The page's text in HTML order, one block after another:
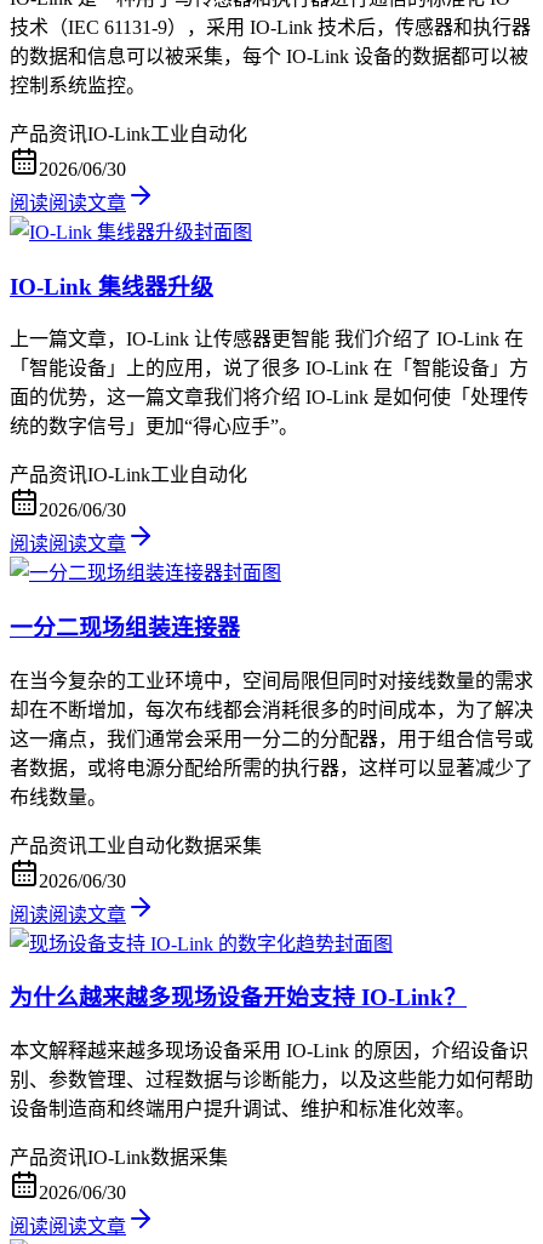
技术（IEC 61131-9），采用 IO-Link 技术后，传感器和执行器
的数据和信息可以被采集，每个 IO-Link 设备的数据都可以被
控制系统监控。
产品资讯IO-Link工业自动化
2026/06/30
阅读阅读文章
IO-Link 集线器升级
上一篇文章，IO-Link 让传感器更智能 我们介绍了 IO-Link 在
「智能设备」上的应用，说了很多 IO-Link 在「智能设备」方
面的优势，这一篇文章我们将介绍 IO-Link 是如何使「处理传
统的数字信号」更加“得心应手”。
产品资讯IO-Link工业自动化
2026/06/30
阅读阅读文章
一分二现场组装连接器
在当今复杂的工业环境中，空间局限但同时对接线数量的需求
却在不断增加，每次布线都会消耗很多的时间成本，为了解决
这一痛点，我们通常会采用一分二的分配器，用于组合信号或
者数据，或将电源分配给所需的执行器，这样可以显著减少了
布线数量。
产品资讯工业自动化数据采集
2026/06/30
阅读阅读文章
为什么越来越多现场设备开始支持 IO-Link？
本文解释越来越多现场设备采用 IO-Link 的原因，介绍设备识
别、参数管理、过程数据与诊断能力，以及这些能力如何帮助
设备制造商和终端用户提升调试、维护和标准化效率。
产品资讯IO-Link数据采集
2026/06/30
阅读阅读文章